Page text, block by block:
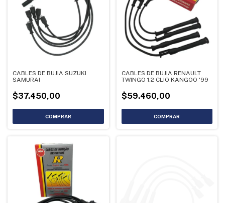
CABLES DE BUJIA SUZUKI
SAMURAI
$37.450,00
CABLES DE BUJIA RENAULT
TWINGO 1.2 CLIO KANGOO '99
$59.460,00